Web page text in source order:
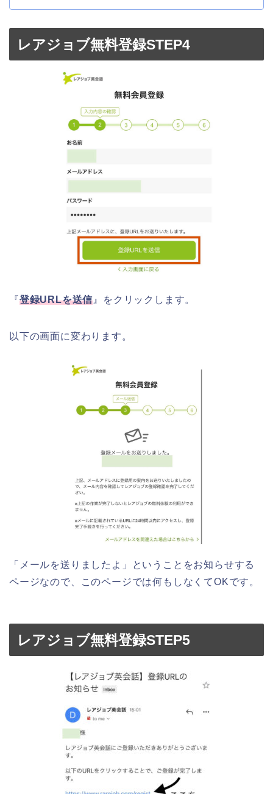
レアジョブ無料登録STEP4
『登録URLを送信 』をクリックします。
以下の画面に変わります。
「メールを送りましたよ」ということをお知らせする
ページなので、このページでは何もしなくてOKです。
レアジョブ無料登録STEP5